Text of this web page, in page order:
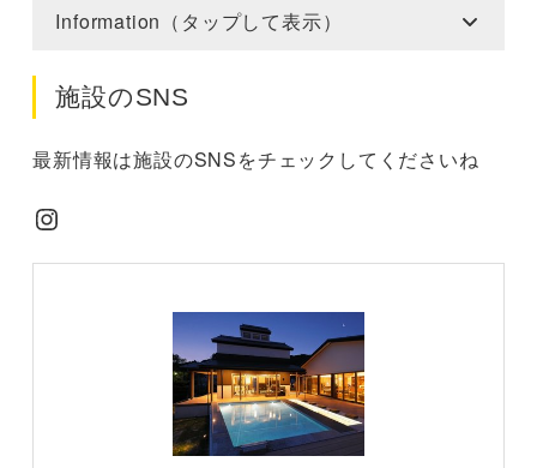
Information（タップして表示）
施設のSNS
最新情報は施設のSNSをチェックしてくださいね
Instagram